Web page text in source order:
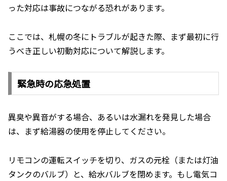
った対応は事故につながる恐れがあります。
ここでは、札幌の冬にトラブルが起きた際、まず最初に行
うべき正しい初動対応について解説します。
緊急時の応急処置
異臭や異音がする場合、あるいは水漏れを発見した場合
は、まず給湯器の使用を停止してください。
リモコンの運転スイッチを切り、ガスの元栓（または灯油
タンクのバルブ）と、給水バルブを閉めます。もし電気コ